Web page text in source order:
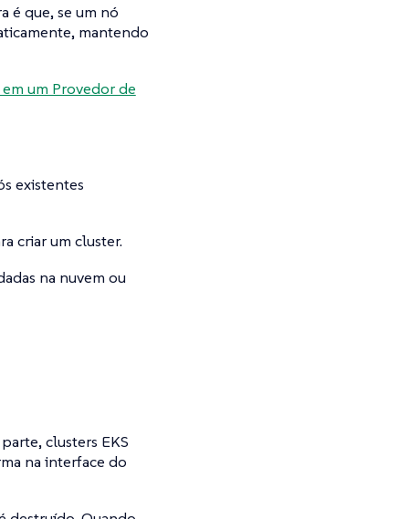
é que, se um nó
mantendo
um Provedor de
existentes
criar um cluster.
na nuvem ou
clusters EKS
na interface do